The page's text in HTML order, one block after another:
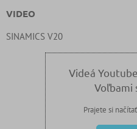
VIDEO
SINAMICS V20
Videá
Voľbami
Prajete si